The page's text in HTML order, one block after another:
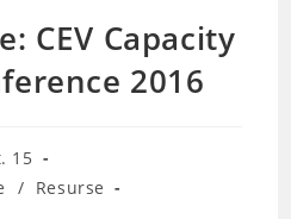
CEV Capacity
2016
15
/ Resurse